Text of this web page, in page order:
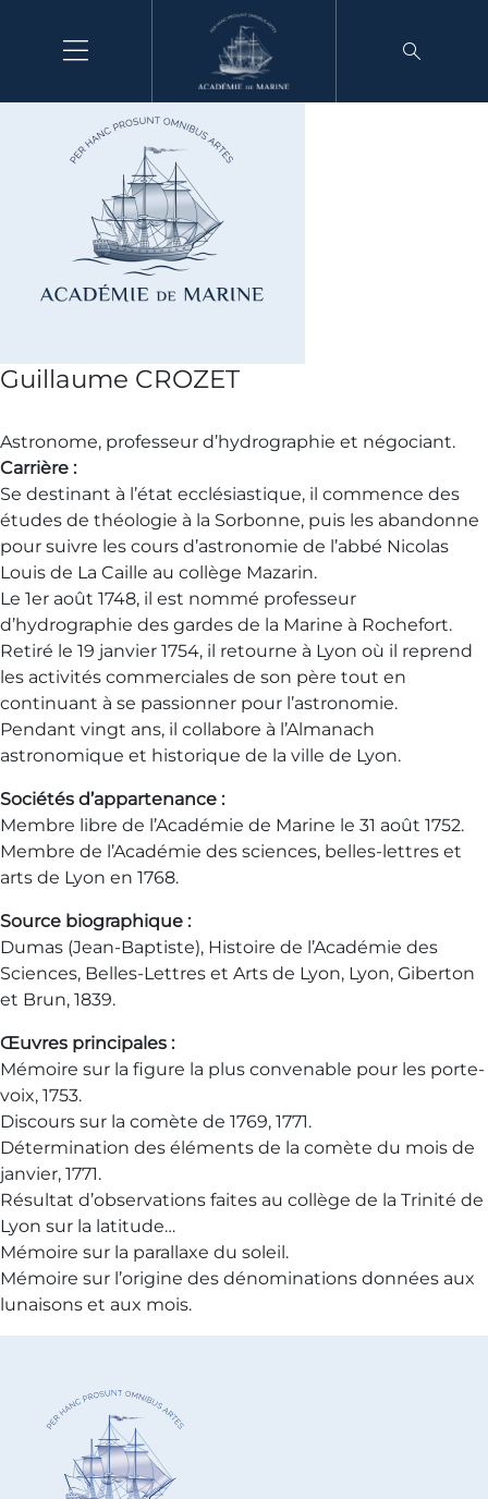
Guillaume CROZET
Astronome, professeur d’hydrographie et négociant.
Carrière :
Se destinant à l’état ecclésiastique, il commence des
études de théologie à la Sorbonne, puis les abandonne
pour suivre les cours d’astronomie de l’abbé Nicolas
Louis de La Caille au collège Mazarin.
Le 1er août 1748, il est nommé professeur
d’hydrographie des gardes de la Marine à Rochefort.
Retiré le 19 janvier 1754, il retourne à Lyon où il reprend
les activités commerciales de son père tout en
continuant à se passionner pour l’astronomie.
Pendant vingt ans, il collabore à l’Almanach
astronomique et historique de la ville de Lyon.
Sociétés d’appartenance :
Membre libre de l’Académie de Marine le 31 août 1752.
Membre de l’Académie des sciences, belles-lettres et
arts de Lyon en 1768.
Source biographique :
Dumas (Jean-Baptiste), Histoire de l’Académie des
Sciences, Belles-Lettres et Arts de Lyon, Lyon, Giberton
et Brun, 1839.
Œuvres principales :
Mémoire sur la figure la plus convenable pour les porte-
voix, 1753.
Discours sur la comète de 1769, 1771.
Détermination des éléments de la comète du mois de
janvier, 1771.
Résultat d’observations faites au collège de la Trinité de
Lyon sur la latitude…
Mémoire sur la parallaxe du soleil.
Mémoire sur l’origine des dénominations données aux
lunaisons et aux mois.